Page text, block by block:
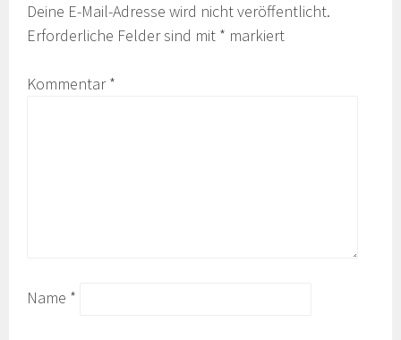
Deine E-Mail-Adresse wird nicht veröffentlicht.
Erforderliche Felder sind mit * markiert
Kommentar*
Name *